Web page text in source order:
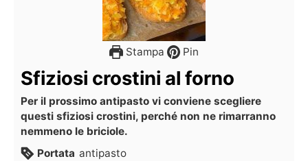
Stampa Pin
Sfiziosi crostini al forno
Per il prossimo antipasto vi conviene scegliere
questi sfiziosi crostini, perché non ne rimarranno
nemmeno le briciole.
Portata antipasto